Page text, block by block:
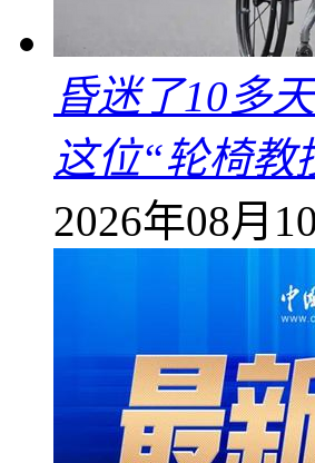
昏迷了10多
这位“轮椅教
2026年08月